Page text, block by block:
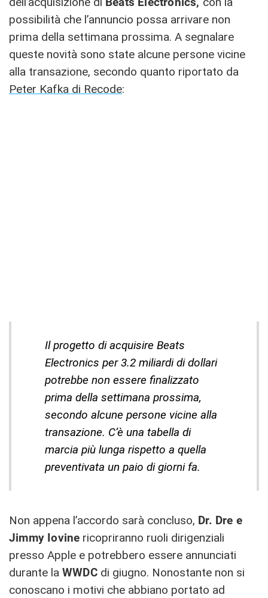
possibilità che l’annuncio possa arrivare non
prima della settimana prossima. A segnalare
queste novità sono state alcune persone vicine
alla transazione, secondo quanto riportato da
Peter Kafka di Recode:
Il progetto di acquisire Beats
Electronics per 3.2 miliardi di dollari
potrebbe non essere finalizzato
prima della settimana prossima,
secondo alcune persone vicine alla
transazione. C’è una tabella di
marcia più lunga rispetto a quella
preventivata un paio di giorni fa.
Non appena l’accordo sarà concluso, Dr. Dre e
Jimmy Iovine ricopriranno ruoli dirigenziali
presso Apple e potrebbero essere annunciati
durante la WWDCdi giugno. Nonostante non si
conoscano i motivi che abbiano portato ad